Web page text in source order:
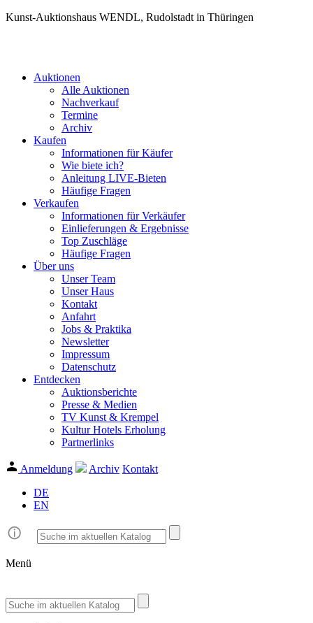
Kunst-Auktionshaus WENDL, Rudolstadt in Thüringen
Auktionen
Alle Auktionen
Nachverkauf
Termine
Archiv
Kaufen
Informationen für Käufer
Wie biete ich?
Anleitung LIVE-Bieten
Häufige Fragen
Verkaufen
Informationen für Verkäufer
Einlieferungen & Ergebnisse
Top Zuschläge
Häufige Fragen
Über uns
Unser Team
Unser Haus
Kontakt
Anfahrt
Jobs & Praktika
Newsletter
Impressum
Datenschutz
Entdecken
Auktionsberichte
Presse & Medien
TV Kunst & Krempel
Kultur Hotels Erholung
Partnerlinks
Anmeldung Archiv Kontakt
DE
EN
Menü